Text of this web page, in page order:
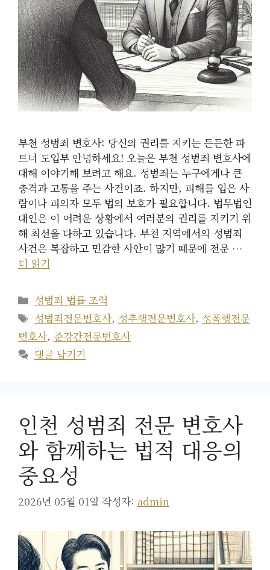
부천 성범죄 변호사: 당신의 권리를 지키는 든든한 파
트너 도입부 안녕하세요! 오늘은 부천 성범죄 변호사에
대해 이야기해 보려고 해요. 성범죄는 누구에게나 큰
충격과 고통을 주는 사건이죠. 하지만, 피해를 입은 사
람이나 피의자 모두 법의 보호가 필요합니다. 법무법인
대인은 이 어려운 상황에서 여러분의 권리를 지키기 위
해 최선을 다하고 있습니다. 부천 지역에서의 성범죄
사건은 복잡하고 민감한 사안이 많기 때문에 전문 …
더 읽기
카
테
고
리
성범죄 법률 조력
태
그
성범죄전문변호사, 성추행전문변호사, 성폭행전문
변호사, 준강간전문변호사
댓글 남기기
인천 성범죄 전문 변호사
와 함께하는 법적 대응의
중요성
2026년 05월 01일 작성자: admin